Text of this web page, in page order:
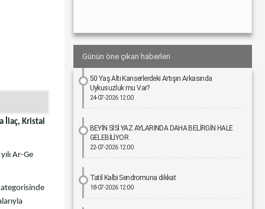
İlaç, Kristal
Ar-Ge
Günün öne çıkan haberleri
50 Yaş Altı Kanserlerdeki Artışın Arkasında
Uykusuzluk mu Var?
24-07-2026 12:00
BEYİN SİSİ YAZ AYLARINDA DAHA BELİRGİN HALE
GELEBİLİYOR
22-07-2026 12:00
Tatil Kalbi Sendromuna dikkat
18-07-2026 12:00